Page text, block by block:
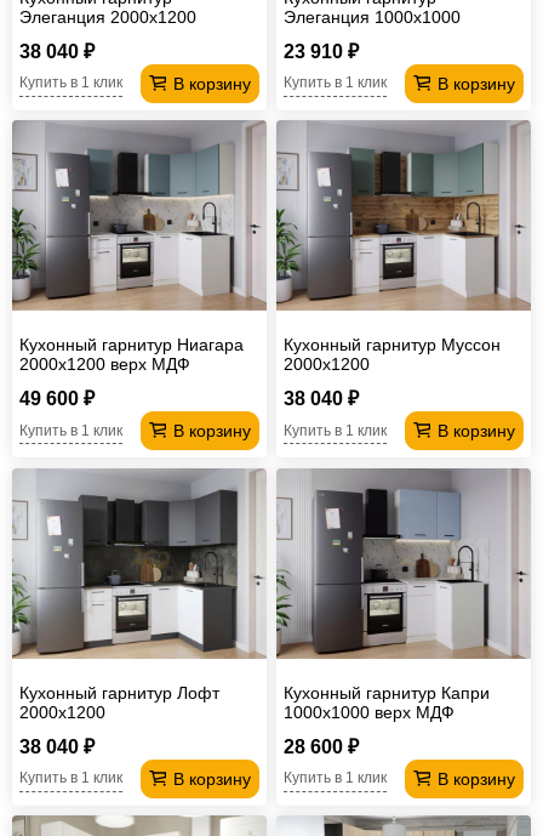
Элеганция 2000х1200
38 040 ₽
В корзину
Купить в 1 клик
Элеганция 1000х1000
23 910 ₽
В корзину
Купить в 1 клик
Кухонный гарнитур Ниагара
2000х1200 верх МДФ
49 600 ₽
В корзину
Купить в 1 клик
Кухонный гарнитур Муссон
2000х1200
38 040 ₽
В корзину
Купить в 1 клик
Кухонный гарнитур Лофт
2000х1200
38 040 ₽
В корзину
Купить в 1 клик
Кухонный гарнитур Капри
1000х1000 верх МДФ
28 600 ₽
В корзину
Купить в 1 клик